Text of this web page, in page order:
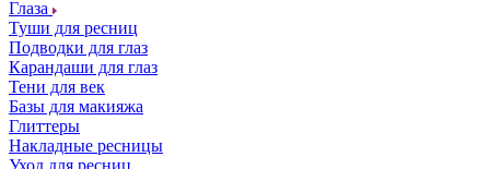
Глаза
Туши для ресниц
Подводки для глаз
Карандаши для глаз
Тени для век
Базы для макияжа
Глиттеры
Накладные ресницы